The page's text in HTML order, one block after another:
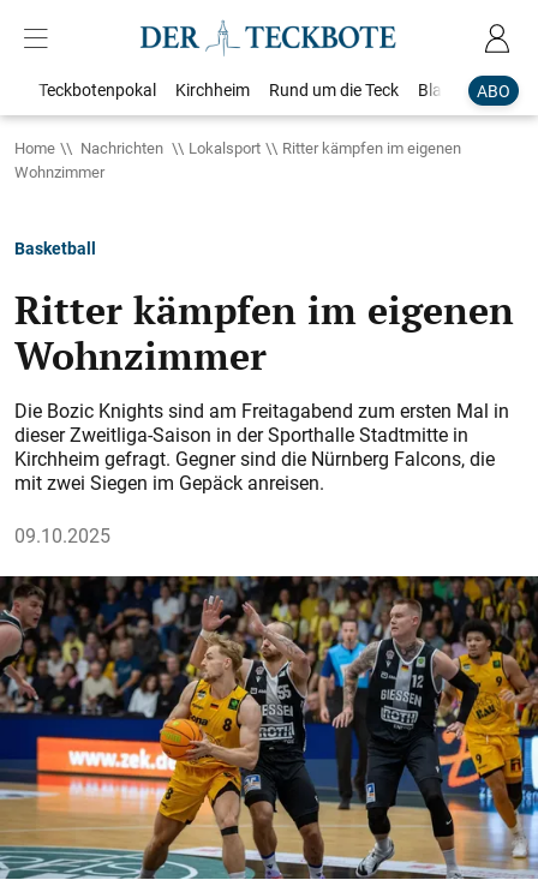
ABO
Teckbotenpokal Kirchheim Rund um die Teck Blaulicht
Home Nachrichten Lokalsport
Ritter kämpfen im eigenen
Wohnzimmer
Basketball
Ritter kämpfen im eigenen
Wohnzimmer
Die Bozic Knights sind am Freitagabend zum ersten Mal in
dieser Zweitliga-Saison in der Sporthalle Stadtmitte in
Kirchheim gefragt. Gegner sind die Nürnberg Falcons, die
mit zwei Siegen im Gepäck anreisen.
09.10.2025